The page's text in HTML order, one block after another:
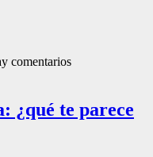
comentarios
¿qué te parece